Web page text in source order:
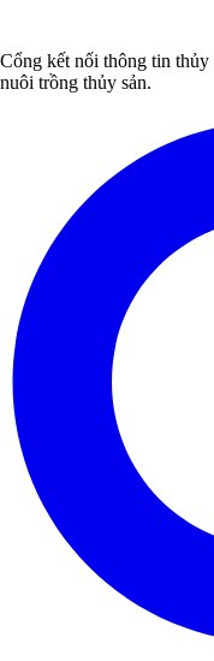
Cổng kết nối thông tin
nuôi trồng thủy sản.